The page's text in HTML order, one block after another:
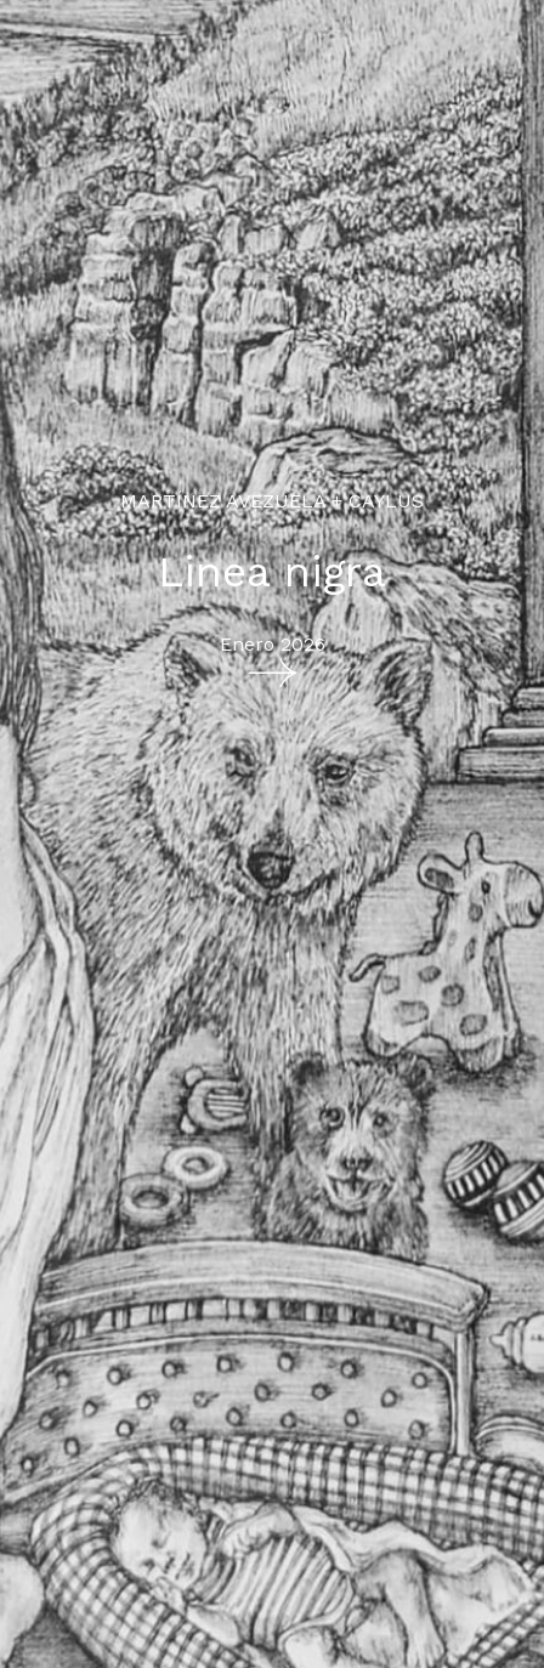
MARTÍNEZ AVEZUELA + CAYLUS
Linea nigra
Enero 2026